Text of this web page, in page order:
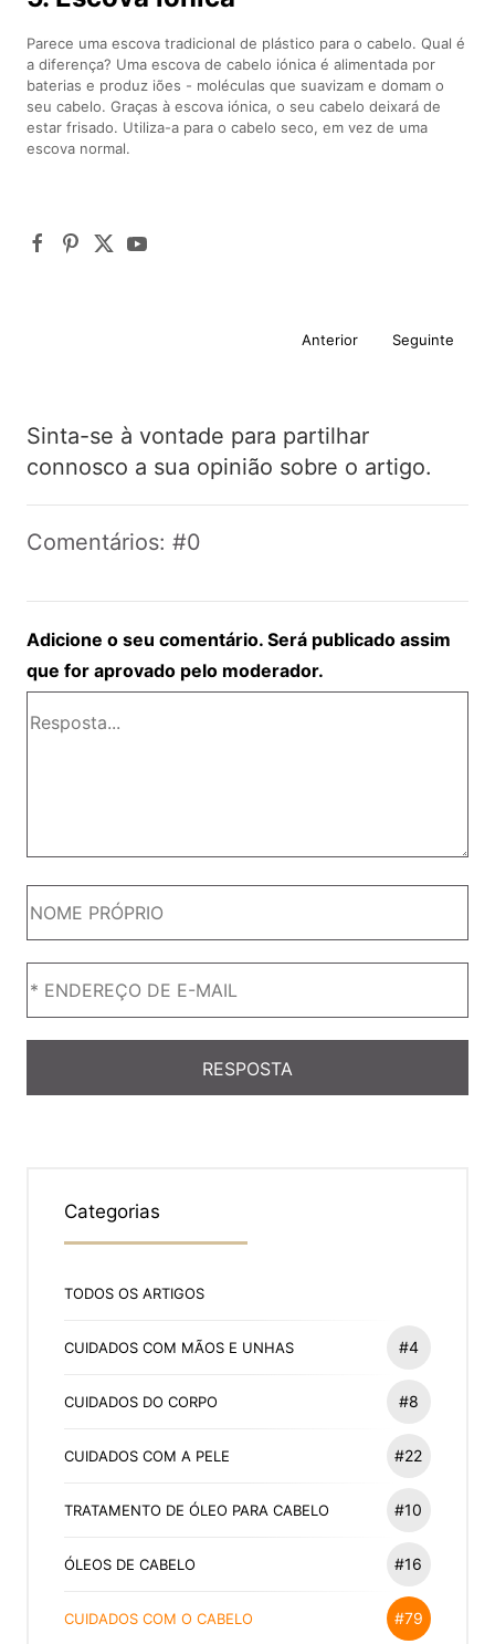
Parece uma escova tradicional de plástico para o cabelo. Qual é
a diferença? Uma escova de cabelo iónica é alimentada por
baterias e produz iões - moléculas que suavizam e domam o
seu cabelo. Graças à escova iónica, o seu cabelo deixará de
estar frisado. Utiliza-a para o cabelo seco, em vez de uma
escova normal.
Anterior Seguinte
Sinta-se à vontade para partilhar
connosco a sua opinião sobre o artigo.
Comentários: #0
Adicione o seu comentário. Será publicado assim
que for aprovado pelo moderador.
Categorias
TODOS OS ARTIGOS
CUIDADOS COM MÃOS E UNHAS #4
CUIDADOS DO CORPO #8
CUIDADOS COM A PELE #22
TRATAMENTO DE ÓLEO PARA CABELO #10
ÓLEOS DE CABELO #16
CUIDADOS COM O CABELO #79